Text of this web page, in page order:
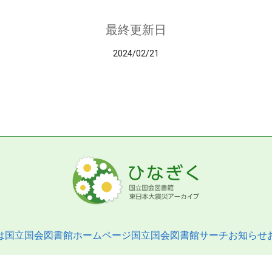
最終更新日
2024/02/21
国立国会図書館ホームページ国立国会図書館サーチお知らせ